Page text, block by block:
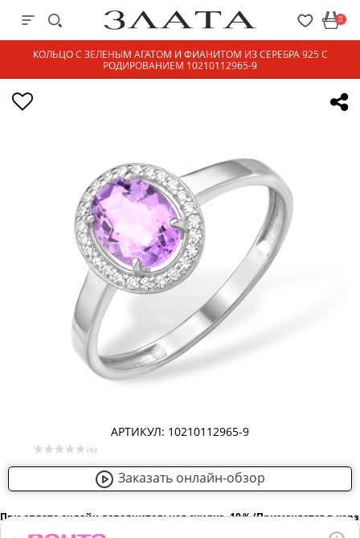
0
КОЛЬЦО С ЗЕЛЕНЫМ АГАТОМ И ФИАНИТОМ ИЗ СЕРЕБРА 925 С
РОДИРОВАНИЕМ 10210112965-9
АРТИКУЛ: 10210112965-9
( 0 )
Заказать онлайн-обзор
При оплате онлайн дополнительная скидка -10％ (Применяется в